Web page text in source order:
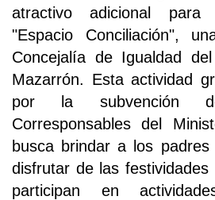
atractivo adicional
"Espacio Conciliación",
Concejalía de Igualdad
Mazarrón. Esta actividad
por la subvención
Corresponsables del
busca brindar a los
disfrutar de las festividades
participan en